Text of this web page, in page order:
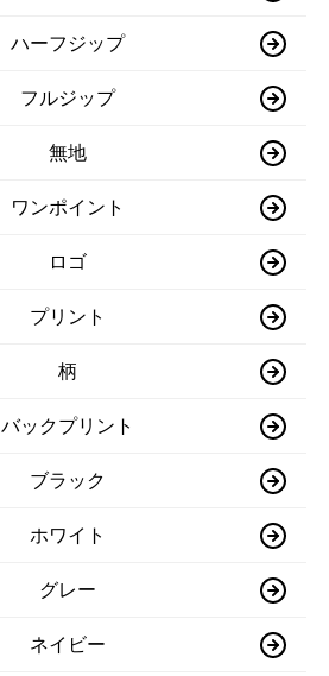
ハーフジップ
フルジップ
無地
ワンポイント
ロゴ
プリント
柄
バックプリント
ブラック
ホワイト
グレー
ネイビー